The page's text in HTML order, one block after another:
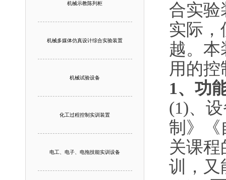
机械示教陈列柜
机械多媒体仿真设计综合实验装置
机械试验设备
化工过程控制实训装置
电工、电子、电拖技能实训设备
合实验
实际，
越。本
用的
1、功
(1)、
制》《
关课程
训，又